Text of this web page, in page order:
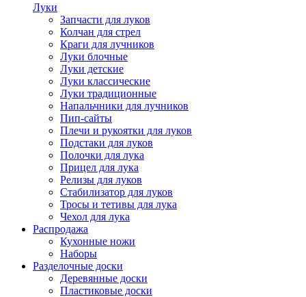
Луки
Запчасти для луков
Колчан для стрел
Краги для лучников
Луки блочные
Луки детские
Луки классические
Луки традиционные
Напальчники для лучников
Пип-сайты
Плечи и рукоятки для луков
Подстаки для луков
Полочки для лука
Прицел для лука
Релизы для луков
Стабилизатор для луков
Тросы и тетивы для лука
Чехол для лука
Распродажа
Кухонные ножи
Наборы
Разделочные доски
Деревянные доски
Пластиковые доски